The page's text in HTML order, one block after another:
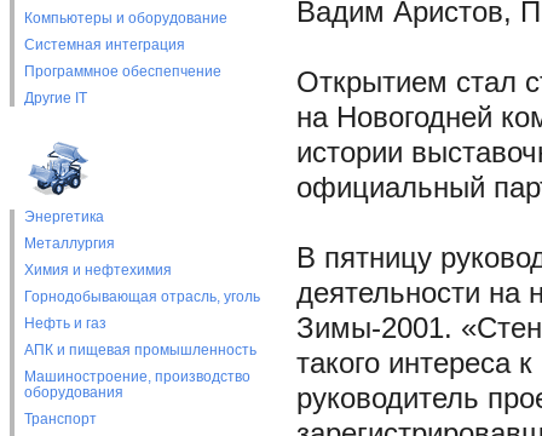
Компьютеры и оборудование
Системная интеграция
Программное обеспепчение
Другие IT
Энергетика
Металлургия
Химия и нефтехимия
Горнодобывающая отрасль, уголь
Нефть и газ
АПК и пищевая промышленность
Машиностроение, производство
оборудования
Транспорт
Вадим Аристов,
Открытием стал
на Новогодней
истории
официальный
В пятницу
деятельности на
Зимы-2001.
такого интереса
руководитель